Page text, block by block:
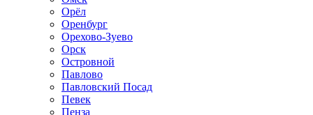
Орёл
Оренбург
Орехово-Зуево
Орск
Островной
Павлово
Павловский Посад
Певек
Пенза